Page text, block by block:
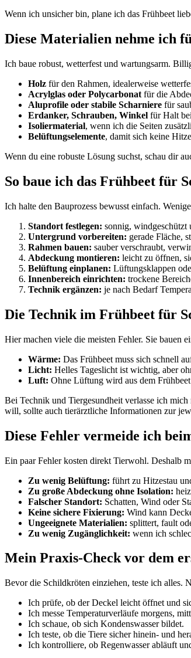
Wenn ich unsicher bin, plane ich das Frühbeet
Diese Materialien nehme ich
Ich baue robust, wetterfest und wartungsarm.
Holz für den Rahmen, idealerweise
Acrylglas oder Polycarbonat für die
Aluprofile oder stabile Scharniere für
Erdanker, Schrauben, Winkel für Halt
Isoliermaterial, wenn ich die Seiten
Belüftungselemente, damit sich keine
Wenn du eine robuste Lösung suchst, schau dir
So baue ich das Frühbeet für
Ich halte den Bauprozess bewusst einfach.
Standort festlegen: sonnig, windgeschützt
Untergrund vorbereiten: gerade Fläche,
Rahmen bauen: sauber verschraubt,
Abdeckung montieren: leicht zu öffnen,
Belüftung einplanen: Lüftungsklappen
Innenbereich einrichten: trockene
Technik ergänzen: je nach Bedarf
Die Technik im Frühbeet für
Hier machen viele die meisten Fehler. Sie bauen
Wärme: Das Frühbeet muss sich schnell
Licht: Helles Tageslicht ist wichtig, aber
Luft: Ohne Lüftung wird aus dem Frühbeet
Bei Technik und Tiergesundheit verlasse ich
will, sollte auch tierärztliche Informationen zur
Diese Fehler vermeide ich
Ein paar Fehler kosten direkt Tierwohl. Deshalb
Zu wenig Belüftung: führt zu Hitzestau
Zu große Abdeckung ohne Isolation:
Falscher Standort: Schatten, Wind oder
Keine sichere Fixierung: Wind kann
Ungeeignete Materialien: splittert, fault
Zu wenig Zugänglichkeit: wenn ich
Mein Praxis-Check vor dem
Bevor die Schildkröten einziehen, teste ich alles.
Ich prüfe, ob der Deckel leicht öffnet und
Ich messe Temperaturverläufe morgens,
Ich schaue, ob sich Kondenswasser bildet.
Ich teste, ob die Tiere sicher hinein- und
Ich kontrolliere, ob Regenwasser abläuft